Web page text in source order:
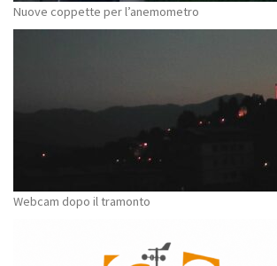
Nuove coppette per l’anemometro
Webcam dopo il tramonto